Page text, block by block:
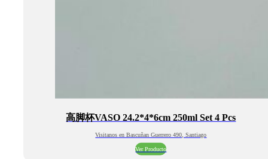
高脚杯VASO 24.2*4*6cm 250ml Set 4 Pcs
Visitanos en Bascuñan Guerrero 490, Santiago
Ver Producto